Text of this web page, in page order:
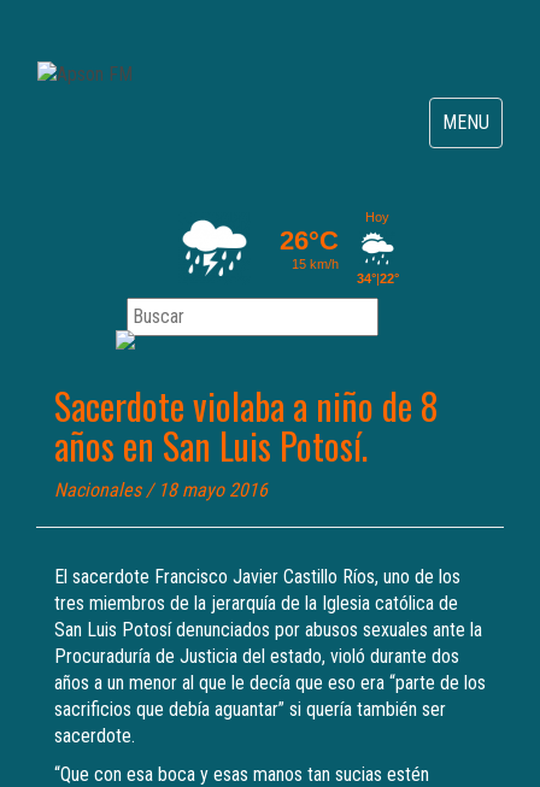
Toggle
navigation
MENU
Sacerdote violaba a niño de 8
años en San Luis Potosí.
Nacionales/ 18 mayo 2016
El sacerdote Francisco Javier Castillo Ríos, uno de los
tres miembros de la jerarquía de la Iglesia católica de
San Luis Potosí denunciados por abusos sexuales ante la
Procuraduría de Justicia del estado, violó durante dos
años a un menor al que le decía que eso era “parte de los
sacrificios que debía aguantar” si quería también ser
sacerdote.
“Que con esa boca y esas manos tan sucias estén